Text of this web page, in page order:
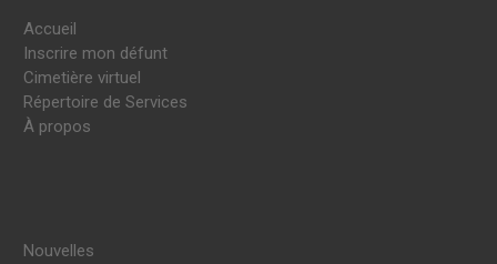
Accueil
Inscrire mon défunt
Cimetière virtuel
Répertoire de Services
À propos
Nouvelles